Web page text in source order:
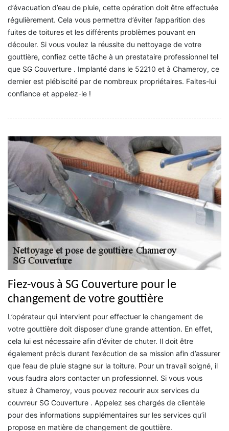
d’évacuation d’eau de pluie, cette opération doit être effectuée
régulièrement. Cela vous permettra d’éviter l’apparition des
fuites de toitures et les différents problèmes pouvant en
découler. Si vous voulez la réussite du nettoyage de votre
gouttière, confiez cette tâche à un prestataire professionnel tel
que SG Couverture . Implanté dans le 52210 et à Chameroy, ce
dernier est plébiscité par de nombreux propriétaires. Faites-lui
confiance et appelez-le !
Fiez-vous à SG Couverture pour le
changement de votre gouttière
L’opérateur qui intervient pour effectuer le changement de
votre gouttière doit disposer d’une grande attention. En effet,
cela lui est nécessaire afin d’éviter de chuter. Il doit être
également précis durant l’exécution de sa mission afin d’assurer
que l’eau de pluie stagne sur la toiture. Pour un travail soigné, il
vous faudra alors contacter un professionnel. Si vous vous
situez à Chameroy, vous pouvez recourir aux services du
couvreur SG Couverture . Appelez ses chargés de clientèle
pour des informations supplémentaires sur les services qu’il
propose en matière de changement de gouttière.